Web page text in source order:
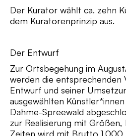
Der Kurator wählt ca. zehn
dem Kuratorenprinzip aus.
Der Entwurf
Zur Ortsbegehung im
werden die entsprechenden
Entwurf und seiner
ausgewählten
Dahme-Spreewald
zur Realisierung mit
Zeiten wird mit Brutto 1.000